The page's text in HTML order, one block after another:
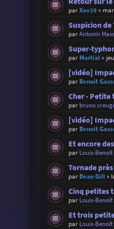
parXav28»
Suspicion de
parAntonin
Super-
par Martial»
[vidéo]
par Benoit
Cher - Petite
par bruno
[vidéo]
par Benoit
Et encore
par Louis-Benoît
Tornade
par Dean Gill»
Cinq petites
par Louis-Benoît
Et trois
par Louis-Benoît